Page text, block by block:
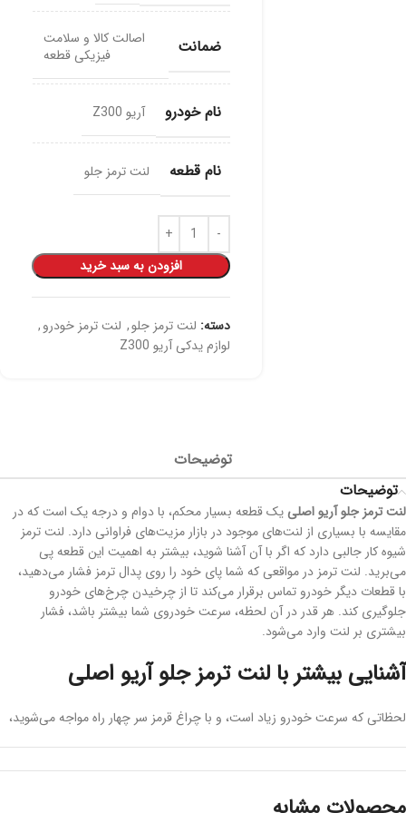
ضمانت
اصالت کالا و سلامت
فیزیکی قطعه
نام خودرو آریو Z300
نام قطعه لنت ترمز جلو
افزودن به سبد خرید
دسته: لنت ترمز جلو, لنت ترمز خودرو,
لوازم یدکی آریو Z300
توضیحات
توضیحات
لنت ترمز جلو آریو اصلی یک قطعه بسیار محکم، با دوام و درجه یک است که در
مقایسه با بسیاری از لنت‌های موجود در بازار مزیت‌های فراوانی دارد. لنت ترمز
شیوه کار جالبی دارد که اگر با آن آشنا شوید، بیشتر به اهمیت این قطعه پی
می‌برید. لنت ترمز در مواقعی که شما پای خود را روی پدال ترمز فشار می‌دهید،
با قطعات دیگر خودرو تماس برقرار می‌کند تا از چرخیدن چرخ‌های خودرو
جلوگیری کند. هر قدر در آن لحظه، سرعت خودروی شما بیشتر باشد، فشار
بیشتری بر لنت وارد می‌شود.
آشنایی بیشتر با لنت ترمز جلو آریو اصلی
لحظاتی که سرعت خودرو زیاد است، و با چراغ قرمز سر چهار راه مواجه می‌شوید،
ذوب لنت ترمز نیز به مشام‌تان خواهد رسید. این بو بعضی از افراد را به اشتباه
می‌اندازد و فکر می‌کنند که بخاطر اصطکاک لاستیک‌ها با کف آسفالت خیابان